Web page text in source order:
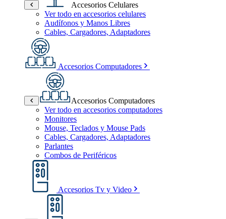
Accesorios Celulares
Ver todo en accesorios celulares
Audífonos y Manos Libres
Cables, Cargadores, Adaptadores
Accesorios Computadores
Accesorios Computadores
Ver todo en accesorios computadores
Monitores
Mouse, Teclados y Mouse Pads
Cables, Cargadores, Adaptadores
Parlantes
Combos de Periféricos
Accesorios Tv y Video